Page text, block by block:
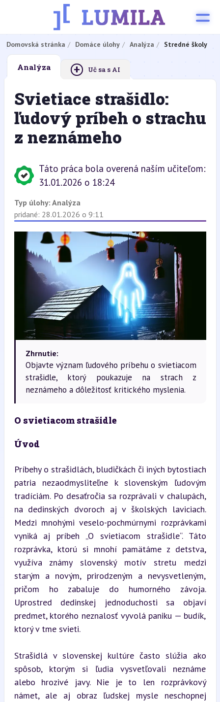
Domovská stránka Domáce úlohy Analýza Stredné školy
Analýza + Uč sa s AI
Svietiace strašidlo:
ľudový príbeh o strachu
z neznámeho
Táto práca bola overená naším učiteľom:
31.01.2026 o 18:24
Typ úlohy: Analýza
pridané: 28.01.2026 o 9:11
Zhrnutie:
Objavte význam ľudového príbehu o svietiacom
strašidle, ktorý poukazuje na strach z
neznámeho a dôležitosť kritického myslenia.
O svietiacom strašidle
Úvod
Príbehy o strašidlách, bludičkách či iných bytostiach
patria nezaodmysliteľne k slovenským ľudovým
tradíciám. Po desaťročia sa rozprávali v chalupách,
na dedinských dvoroch aj v školských laviciach.
Medzi mnohými veselo-pochmúrnymi rozprávkami
vyniká aj príbeh „O svietiacom strašidle“. Táto
rozprávka, ktorú si mnohí pamätáme z detstva,
využíva známy slovenský motív stretu medzi
starým a novým, prirodzeným a nevysvetleným,
pričom ho zabaluje do humorného závoja.
Uprostred dedinskej jednoduchosti sa objaví
predmet, ktorého neznalosť vyvolá paniku — budík,
ktorý v tme svieti.
Strašidlá v slovenskej kultúre často slúžia ako
spôsob, ktorým si ľudia vysvetľovali neznáme
alebo hrozivé javy. Nie je to len rozprávkový
námet, ale aj obraz ľudskej mysle neschopnej